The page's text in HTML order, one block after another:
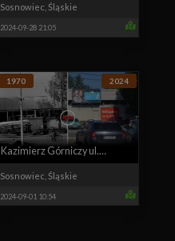
przed Hotelem, lata 30-te i
współcześnie
Sosnowiec Śląskie
2024-09-28 21:05
1970 2024
Kazimierz Górniczy ul.
Główna, market lata 70-80- i
współcześnie
Sosnowiec Śląskie
2024-09-01 10:54